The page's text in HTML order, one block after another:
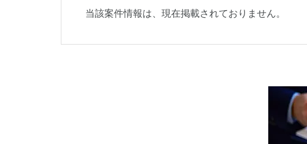
当該案件情報は、現在掲載されておりません。